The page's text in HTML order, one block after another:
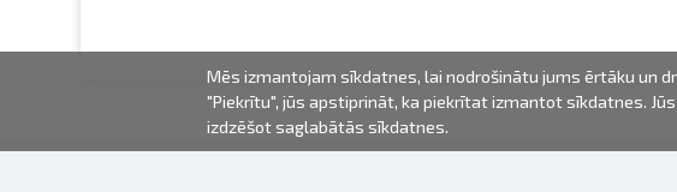
Mēs izmantojam sīkdatnes, lai nodrošinātu jums ērtāku un
"Piekrītu", jūs apstiprināt, ka piekrītat izmantot sīkdatnes.
izdzēšot saglabātās sīkdatnes.